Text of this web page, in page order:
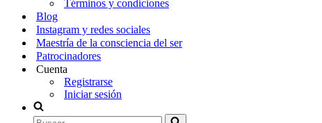
Términos y condiciones
Blog
Instagram y redes sociales
Maestría de la consciencia del ser
Patrocinadores
Cuenta
Registrarse
Iniciar sesión
Buscar...